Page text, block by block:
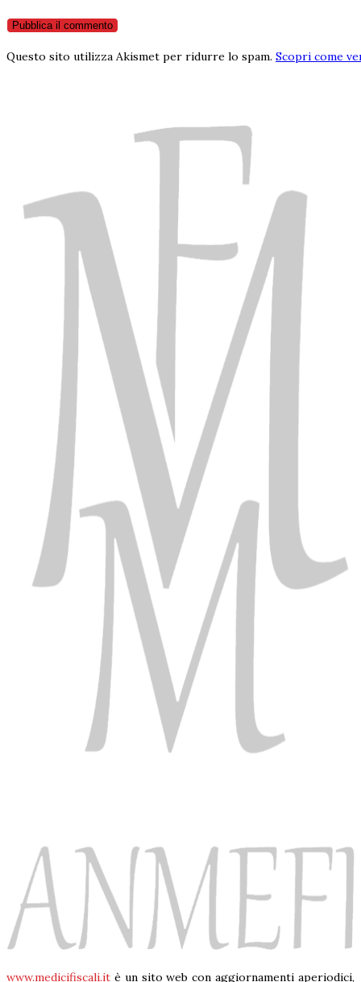
Questo sito utilizza Akismet per ridurre lo spam. Scopri come
www.medicifiscali.it è un sito web con aggiornamenti aperiodici,